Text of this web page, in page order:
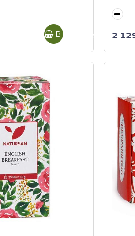
В корзину 2